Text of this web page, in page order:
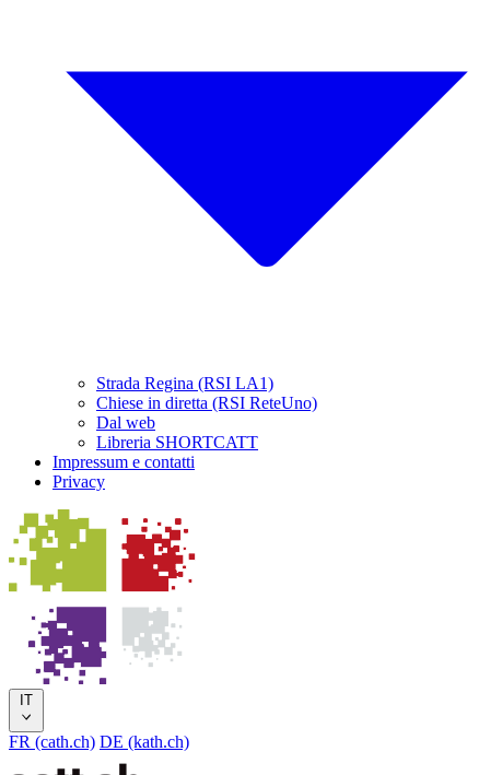
Strada Regina (RSI LA1)
Chiese in diretta (RSI ReteUno)
Dal web
Libreria SHORTCATT
Impressum e contatti
Privacy
IT
FR (cath.ch) DE (kath.ch)